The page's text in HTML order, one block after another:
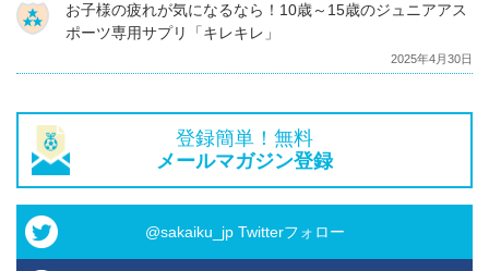
お子様の疲れが気になるなら！10歳～15歳のジュニアアス
ポーツ専用サプリ「キレキレ」
2025年4月30日
登録簡単！無料
メールマガジン登録
@sakaiku_jp Twitterフォロー